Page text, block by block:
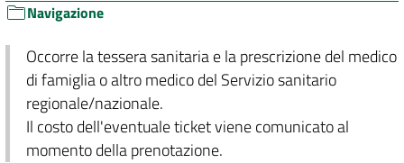
Navigazione
Occorre la tessera sanitaria e la prescrizione del medico
di famiglia o altro medico del Servizio sanitario
regionale/nazionale.
Il costo dell'eventuale ticket viene comunicato al
momento della prenotazione.